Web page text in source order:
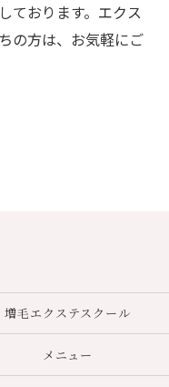
ております。エクス
の方は、お気軽にご
増毛エクステスクール
メニュー
わせ